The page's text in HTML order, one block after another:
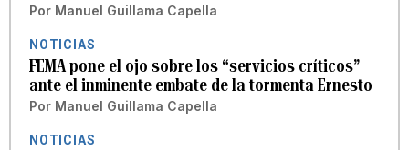
Por Manuel Guillama Capella
NOTICIAS
FEMA pone el ojo sobre los “servicios críticos”
ante el inminente embate de la tormenta Ernesto
Por Manuel Guillama Capella
NOTICIAS